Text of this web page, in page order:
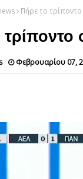
Πήρε το
Φεβρουαρίου 07,